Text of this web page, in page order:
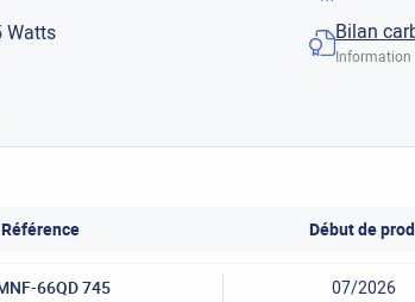
Watts
Bilan
Information
Référence Début de
66QD 745 07/2026